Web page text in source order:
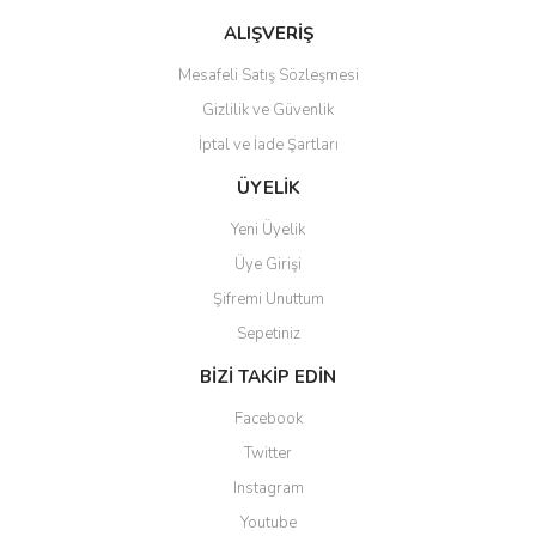
Bu ürüne benzer farklı alternatifler olmalı.
Gönder
ALIŞVERİŞ
Mesafeli Satış Sözleşmesi
Gizlilik ve Güvenlik
İptal ve İade Şartları
ÜYELİK
Yeni Üyelik
Üye Girişi
Şifremi Unuttum
Sepetiniz
BİZİ TAKİP EDİN
Facebook
Twitter
Instagram
Youtube